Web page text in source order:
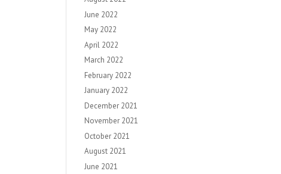
June 2022
May 2022
April 2022
March 2022
February 2022
January 2022
December 2021
November 2021
October 2021
August 2021
June 2021